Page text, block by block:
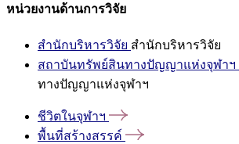
หน่วยงานด้านการวิจัย
สำนักบริหารวิจัย สำนักบริหารวิจัย
สถาบันทรัพย์สินทางปัญญาแห่งจุฬาฯ
ทางปัญญาแห่งจุฬาฯ
ชีวิตในจุฬาฯ
พื้นที่สร้างสรรค์